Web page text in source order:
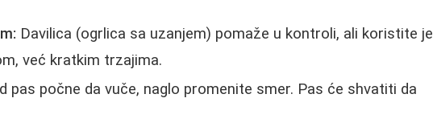
Davilica (ogrlica sa uzanjem) pomaže u kontroli, ali koristite je
već kratkim trzajima.
pas počne da vuče, naglo promenite smer. Pas će shvatiti da